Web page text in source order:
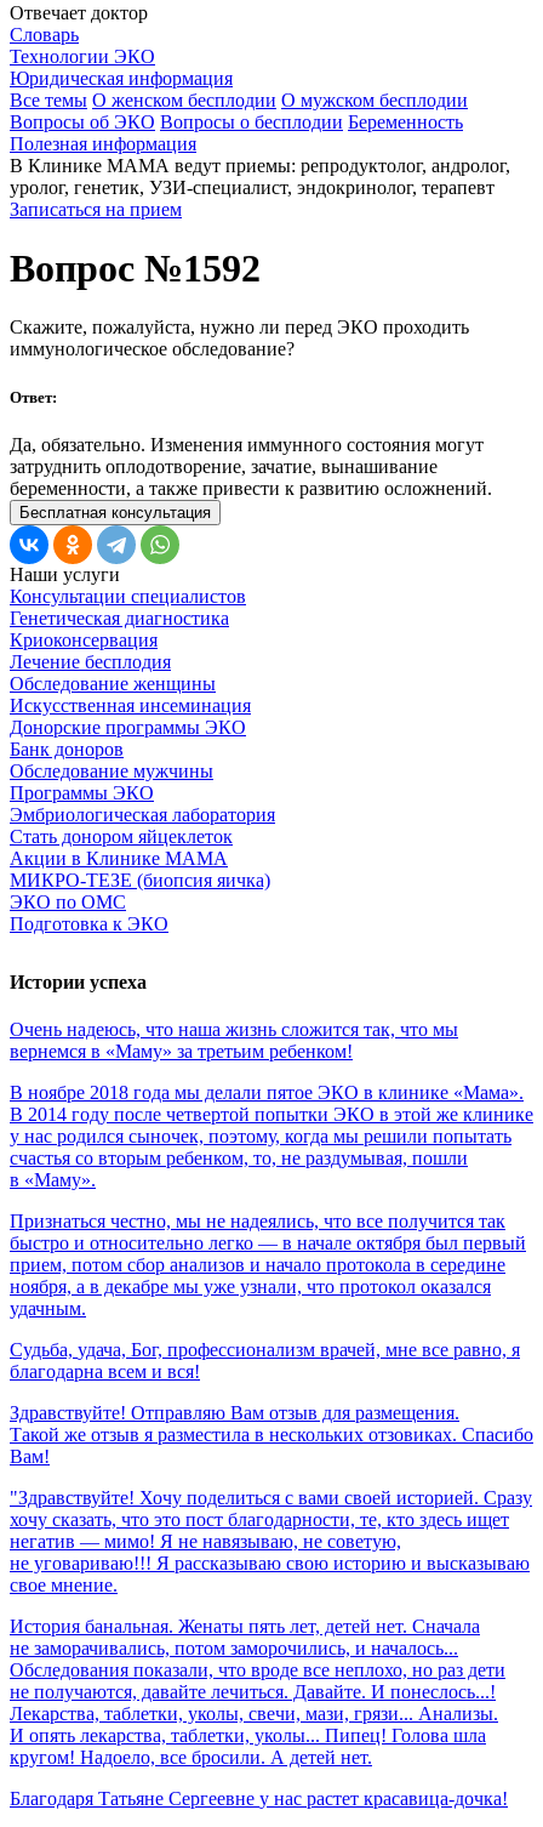
Отвечает доктор
Словарь
Технологии ЭКО
Юридическая информация
Все темы О женском бесплодии О мужском бесплодии
Вопросы об ЭКО Вопросы о бесплодии Беременность
Полезная информация
В Клинике МАМА ведут приемы: репродуктолог, андролог,
уролог, генетик, УЗИ-специалист, эндокринолог, терапевт
Записаться на прием
Вопрос №1592
Скажите, пожалуйста, нужно ли перед ЭКО проходить
иммунологическое обследование?
Ответ:
Да, обязательно. Изменения иммунного состояния могут
затруднить оплодотворение, зачатие, вынашивание
беременности, а также привести к развитию осложнений.
Бесплатная консультация
Наши услуги
Консультации специалистов
Генетическая диагностика
Криоконсервация
Лечение бесплодия
Обследование женщины
Искусственная инсеминация
Донорские программы ЭКО
Банк доноров
Обследование мужчины
Программы ЭКО
Эмбриологическая лаборатория
Стать донором яйцеклеток
Акции в Клинике МАМА
МИКРО-ТЕЗЕ (биопсия яичка)
ЭКО по ОМС
Подготовка к ЭКО
Истории успеха
Очень надеюсь, что наша жизнь сложится так, что мы
вернемся в «Маму» за третьим ребенком!
В ноябре 2018 года мы делали пятое ЭКО в клинике «Мама».
В 2014 году после четвертой попытки ЭКО в этой же клинике
у нас родился сыночек, поэтому, когда мы решили попытать
счастья со вторым ребенком, то, не раздумывая, пошли
в «Маму».
Признаться честно, мы не надеялись, что все получится так
быстро и относительно легко — в начале октября был первый
прием, потом сбор анализов и начало протокола в середине
ноября, а в декабре мы уже узнали, что протокол оказался
удачным.
Судьба, удача, Бог, профессионализм врачей, мне все равно, я
благодарна всем и вся!
Здравствуйте! Отправляю Вам отзыв для размещения.
Такой же отзыв я разместила в нескольких отзовиках. Спасибо
Вам!
"Здравствуйте! Хочу поделиться с вами своей историей. Сразу
хочу сказать, что это пост благодарности, те, кто здесь ищет
негатив — мимо! Я не навязываю, не советую,
не уговариваю!!! Я рассказываю свою историю и высказываю
свое мнение.
История банальная. Женаты пять лет, детей нет. Сначала
не заморачивались, потом заморочились, и началось...
Обследования показали, что вроде все неплохо, но раз дети
не получаются, давайте лечиться. Давайте. И понеслось...!
Лекарства, таблетки, уколы, свечи, мази, грязи... Анализы.
И опять лекарства, таблетки, уколы... Пипец! Голова шла
кругом! Надоело, все бросили. А детей нет.
Благодаря Татьяне Сергеевне у нас растет красавица-дочка!